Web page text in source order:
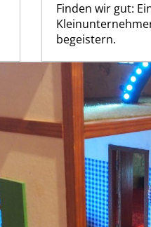
Finden wir gut:
begeistern.